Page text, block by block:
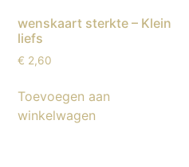
wenskaart sterkte – Klein
liefs
€ 2,60
Toevoegen aan
winkelwagen